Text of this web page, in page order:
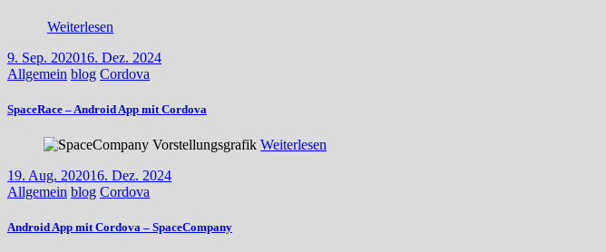
Weiterlesen
9. Sep. 202016. Dez. 2024
Allgemein blog Cordova
SpaceRace – Android App mit Cordova
Weiterlesen
19. Aug. 202016. Dez. 2024
Allgemein blog Cordova
Android App mit Cordova – SpaceCompany